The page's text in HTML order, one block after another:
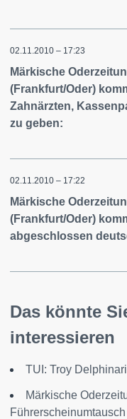
02.11.2010 – 17:23
Märkische
(Frankfurt/Oder)
Zahnärzten,
zu geben:
02.11.2010 – 17:22
Märkische
(Frankfurt/Oder)
abgeschlossen
Das könnte
interessieren
TUI: Troy
Märkische
Führerscheinumtausch